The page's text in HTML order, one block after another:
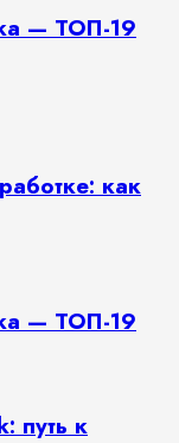
— ТОП-19
как
— ТОП-19
путь к